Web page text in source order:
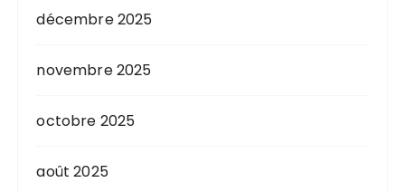
décembre 2025
novembre 2025
octobre 2025
août 2025